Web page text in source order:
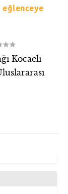
eğlenceye
Kocaeli